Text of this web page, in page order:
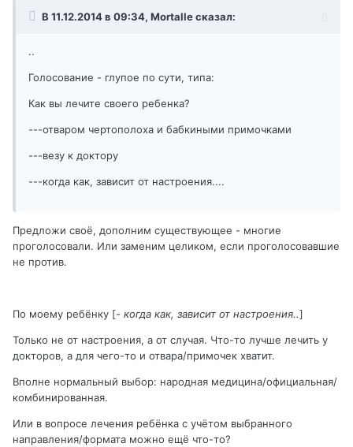
В 11.12.2014 в 09:34, Mortalle сказал:
..
Голосование - глупое по сути, типа:
Как вы лечите своего ребенка?
---отваром чертополоха и бабкиными примочками
---везу к доктору
---когда как, зависит от настроения....
Предложи своё, дополним существующее - многие
проголосовали. Или заменим целиком, если проголосовавшие
не против.
По моему ребёнку [- когда как, зависит от настроения..]
Только не от настроения, а от случая. Что-то лучше лечить у
докторов, а для чего-то и отвара/примочек хватит.
Вполне нормальный выбор: народная медицина/официальная/
комбинированная.
Или в вопросе лечения ребёнка с учётом выбранного
направления/формата можно ещё что-то?